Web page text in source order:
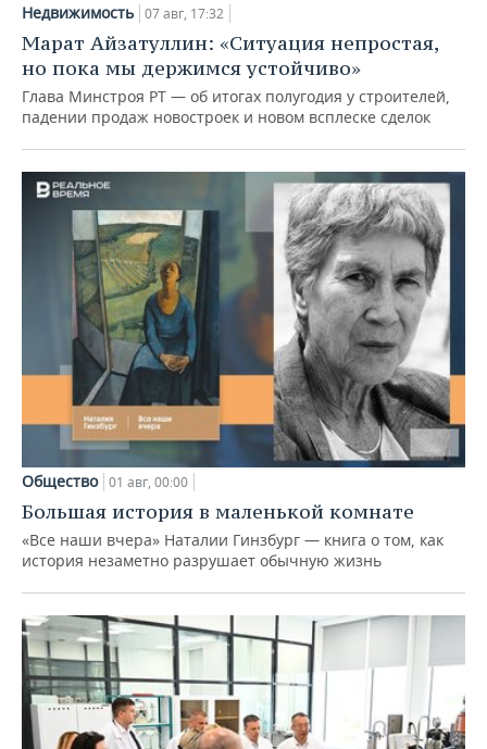
Недвижимость 07 авг, 17:32
Марат Айзатуллин: «Ситуация непростая,
но пока мы держимся устойчиво»
Глава Минстроя РТ — об итогах полугодия у строителей,
падении продаж новостроек и новом всплеске сделок
Общество 01 авг, 00:00
Большая история в маленькой комнате
«Все наши вчера» Наталии Гинзбург — книга о том, как
история незаметно разрушает обычную жизнь